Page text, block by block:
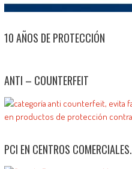
10 AÑOS DE PROTECCIÓN
ANTI – COUNTERFEIT
PCI EN CENTROS COMERCIALES.